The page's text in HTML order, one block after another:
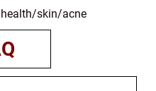
skin/acne